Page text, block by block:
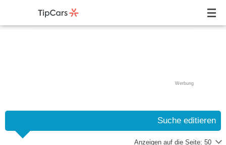
Werbung
Suche editieren
Anzeigen auf die Seite: 50